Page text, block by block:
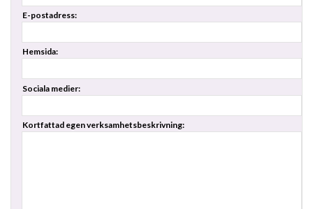
E-postadress:
Hemsida:
Sociala medier:
Kortfattad egen verksamhetsbeskrivning: